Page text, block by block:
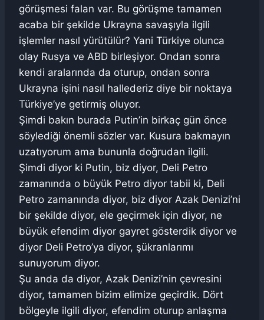
görüşmesi falan var. Bu görüşme tamamen
acaba bir şekilde Ukrayna savaşıyla ilgili
işlemler nasıl yürütülür? Yani Türkiye olunca
olay Rusya ve ABD birleşiyor. Ondan sonra
kendi aralarında da oturup, ondan sonra
Ukrayna işini nasıl hallederiz diye bir noktaya
Türkiye’ye getirmiş oluyor.
Şimdi bakın burada Putin’in birkaç gün önce
söylediği önemli sözler var. Kusura bakmayın
uzatıyorum ama bununla doğrudan ilgili.
Şimdi diyor ki Putin, biz diyor, Deli Petro
zamanında o büyük Petro diyor tabii ki, Deli
Petro zamanında diyor, biz diyor Azak Denizi’ni
bir şekilde diyor, ele geçirmek için diyor, ne
büyük efendim diyor gayret gösterdik diyor ve
diyor Deli Petro’ya diyor, şükranlarımı
sunuyorum diyor.
Şu anda da diyor, Azak Denizi’nin çevresini
diyor, tamamen bizim elimize geçirdik. Dört
bölgeyle ilgili diyor, efendim oturup anlaşma